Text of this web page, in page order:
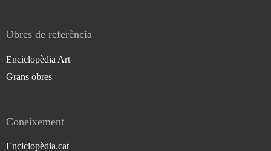
Obres de referència
Enciclopèdia Art
Grans obres
Coneixement
Enciclopèdia.cat